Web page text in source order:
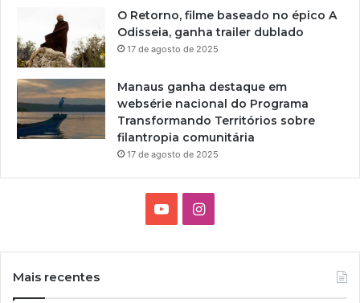
O Retorno, filme baseado no épico A
Odisseia, ganha trailer dublado
17 de agosto de 2025
Manaus ganha destaque em
websérie nacional do Programa
Transformando Territórios sobre
filantropia comunitária
17 de agosto de 2025
I
Mais recentes